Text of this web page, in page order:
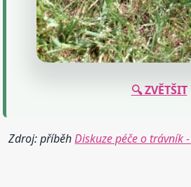
🔍 ZVĚTŠIT
Zdroj: příběhDiskuze péče o trávník